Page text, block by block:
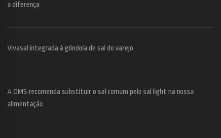
a diferença
Vivasal integrada à gôndola de sal do varejo
A OMS recomenda substituir o sal comum pelo sal light na nossa
alimentação